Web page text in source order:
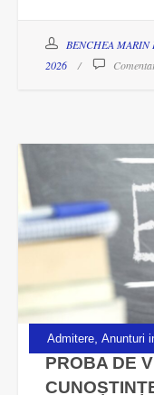
BENCHEA
2026
Admitere Anunturi
PROBA DE